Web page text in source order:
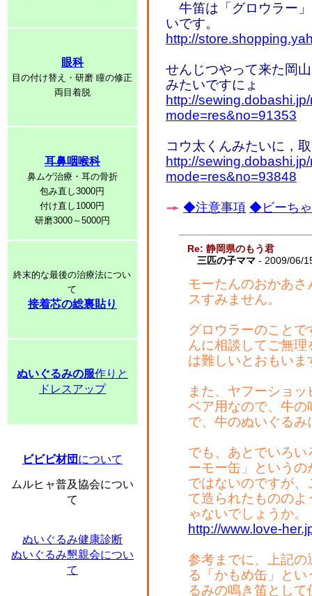
眼科
目の付け替え・研磨 瞳の修正
両目着脱
耳鼻咽喉科
鼻ムゲ治療・耳の骨折
包み直し3000円
付け直し1000円
研磨3000～5000円
終末的な最後の治療法につい
て
接着芯の総裏貼り
ぬいぐるみの服作りと
ドレスアップ
ビビビ材団 について
ムルヒャ普及協会につい
て
ぬいぐるみ健康診断
ぬいぐるみ懇親会につい
て
牛笛は「グロウラー
いです。
http://
せんじつやって来た岡
みたいですにょ
http://
mode=res&no=91353
コウ太くんみたいに，
http://
mode=res&no=93848
◆注意事項 ◆ビーちゃ
Re: 静岡県のもう君
三匹の子ママ - 2009/06/
モーたんのおかあ
スすみません。
グロウラーのこと
んに相談してご無
は難しいとおもいま
また、ヤフーショ
ベア用なので、牛
で、牛のぬいぐる
でも、あとでいろ
ーモー缶」という
ではないのですが
て造られたものの
ゃないでしょうか。
http://www.love-
参考までに、上記
る「かもめ缶」と
るみの鳴き笛とし